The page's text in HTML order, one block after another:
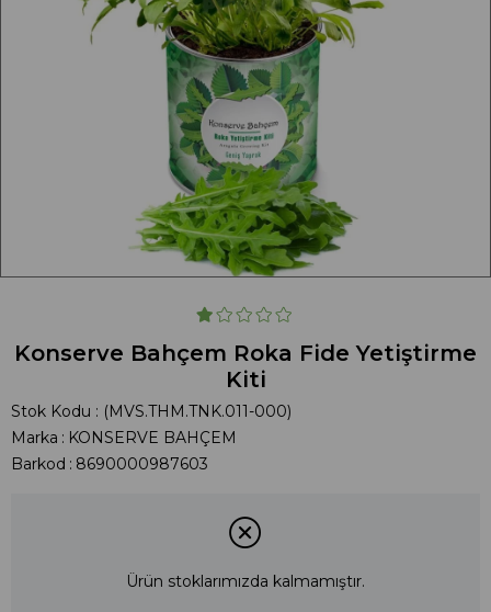
Konserve Bahçem Roka Fide Yetiştirme
Kiti
Stok Kodu
(MVS.THM.TNK.011-000)
Marka : KONSERVE BAHÇEM
Barkod : 8690000987603
Ürün stoklarımızda kalmamıştır.